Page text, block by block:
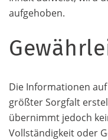
aufgehoben.
Die Informationen
größter Sorgfalt
übernimmt jedoch
Vollständigkeit oder